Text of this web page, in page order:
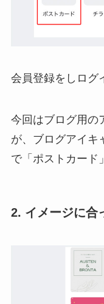
会員登録をしログ
今回はブログ用の
が、ブログアイキ
で「ポストカード
2. イメージに合